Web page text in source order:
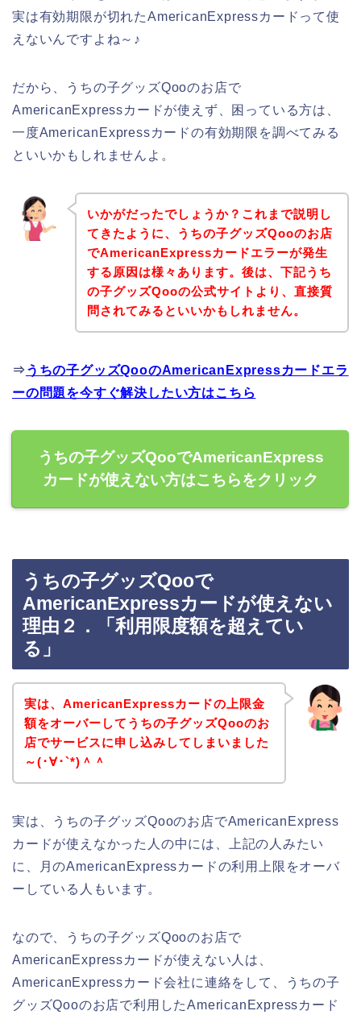
実は有効期限が切れたAmericanExpressカードって使
えないんですよね～♪
だから、うちの子グッズQooのお店で
AmericanExpressカードが使えず、困っている方は、
一度AmericanExpressカードの有効期限を調べてみる
といいかもしれませんよ。
いかがだったでしょうか？これまで説明し
てきたように、うちの子グッズQooのお店
でAmericanExpressカードエラーが発生
する原因は様々あります。後は、下記うち
の子グッズQooの公式サイトより、直接質
問されてみるといいかもしれません。
⇒ うちの子グッズQooのAmericanExpressカードエラ
ーの問題を今すぐ解決したい方はこちら
うちの子グッズQooでAmericanExpress
カードが使えない方はこちらをクリック
うちの子グッズQooで
AmericanExpressカードが使えない
理由２．「利用限度額を超えてい
る」
実は、AmericanExpressカードの上限金
額をオーバーしてうちの子グッズQooのお
店でサービスに申し込みしてしまいました
～(･∀･`*)＾＾
実は、うちの子グッズQooのお店でAmericanExpress
カードが使えなかった人の中には、上記の人みたい
に、月のAmericanExpressカードの利用上限をオーバ
ーしている人もいます。
なので、うちの子グッズQooのお店で
AmericanExpressカードが使えない人は、
AmericanExpressカード会社に連絡をして、うちの子
グッズQooのお店で利用したAmericanExpressカード